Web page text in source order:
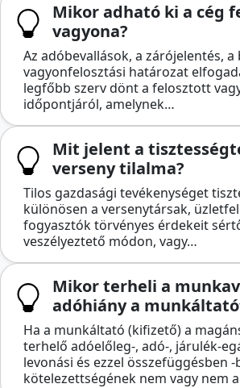
Mikor adható ki a cég
vagyona?
Az adóbevallások, a zárójelentés, a
vagyonfelosztási határozat
legfőbb szerv dönt a felosztott
időpontjáról, amelynek…
Mit jelent a
verseny tilalma?
Tilos gazdasági tevékenységet
különösen a versenytársak,
fogyasztók törvényes érdekeit
veszélyeztető módon, vagy…
Mikor terheli a
adóhiány a
Ha a munkáltató (kifizető) a
terhelő adóelőleg-, adó-, járulék-
levonási és ezzel összefüggésben -
kötelezettségének nem vagy nem